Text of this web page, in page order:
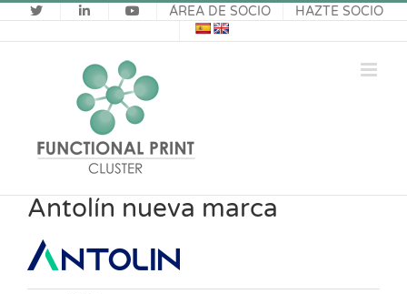
Saltar
al
contenido
ÁREA DE SOCIO HAZTE SOCIO
Antolín nueva marca